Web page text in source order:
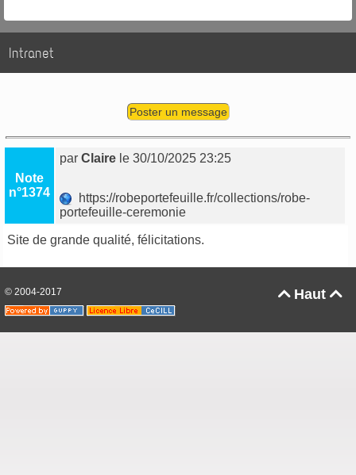
Intranet
Poster un message
Note
n°1374
parClaire le 30/10/2025 23:25
https://robeportefeuille.fr/collections/robe-
portefeuille-ceremonie
Site de grande qualité, félicitations.
Haut 
© 2004-2017